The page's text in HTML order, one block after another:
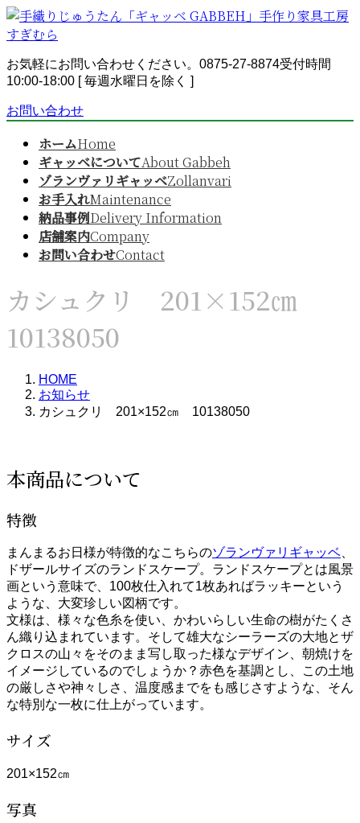
コ
ン
ン
ツ
ス
ナ
ビ
ー
シ
ン
お気軽にお問い合わせください。 0875-27-8874受付時間
10:00-18:00 [ 毎週水曜日を除く ]
お問い合わせ
ホームHome
ギャッベについてAbout Gabbeh
ゾランヴァリギャッベZollanvari
お手入れMaintenance
納品事例Delivery Information
店舗案内Company
お問い合わせContact
カシュクリ 201×152㎝
10138050
HOME
お知らせ
カシュクリ 201×152㎝ 10138050
本商品について
特徴
まんまるお日様が特徴的なこちらのゾランヴァリギャッベ、
ドザールサイズのランドスケープ。ランドスケープとは風景
画という意味で、100枚仕入れて1枚あればラッキーという
ような、大変珍しい図柄です。
文様は、様々な色糸を使い、かわいらしい生命の樹がたくさ
ん織り込まれています。そして雄大なシーラーズの大地とザ
クロスの山々をそのまま写し取った様なデザイン、朝焼けを
イメージしているのでしょうか？赤色を基調とし、この土地
の厳しさや神々しさ、温度感までをも感じさすような、そん
な特別な一枚に仕上がっています。
サイズ
201×152㎝
写真